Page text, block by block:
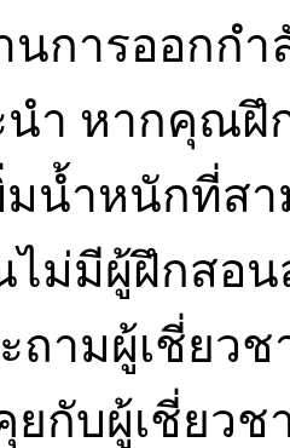
นการออกก
นำ หากคุณฝึ
มน้ำหนักที่ส
ม่มีผู้ฝึกสอ
ถามผู้เชี่ยว
กับผู้เชี่ยว